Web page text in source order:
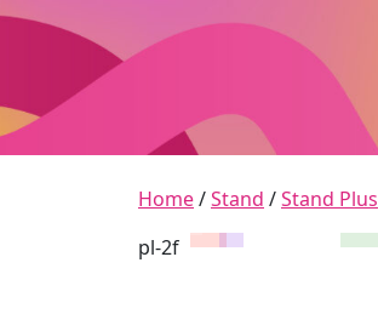
Skip to content
Main Navigation
Home/Stand /Stand Plus
pl-2f